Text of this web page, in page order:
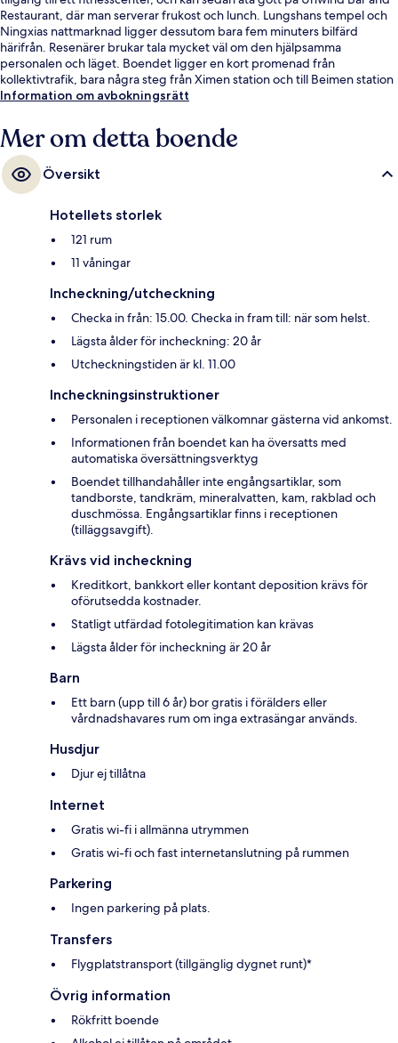
Restaurant, där man serverar frukost och lunch. Lungshans tempel och
Ningxias nattmarknad ligger dessutom bara fem minuters bilfärd
härifrån. Resenärer brukar tala mycket väl om den hjälpsamma
personalen och läget. Boendet ligger en kort promenad från
kollektivtrafik, bara några steg från Ximen station och till Beimen station
tar det 9 minuter att gå.
Information om avbokningsrätt
Mer om detta boende
Översikt
Hotellets storlek
121 rum
11 våningar
Incheckning/utcheckning
Checka in från: 15.00. Checka in fram till: när som helst.
Lägsta ålder för incheckning: 20 år
Utcheckningstiden är kl. 11.00
Incheckningsinstruktioner
Personalen i receptionen välkomnar gästerna vid ankomst.
Informationen från boendet kan ha översatts med
automatiska översättningsverktyg
Boendet tillhandahåller inte engångsartiklar, som
tandborste, tandkräm, mineralvatten, kam, rakblad och
duschmössa. Engångsartiklar finns i receptionen
(tilläggsavgift).
Krävs vid incheckning
Kreditkort, bankkort eller kontant deposition krävs för
oförutsedda kostnader.
Statligt utfärdad fotolegitimation kan krävas
Lägsta ålder för incheckning är 20 år
Barn
Ett barn (upp till 6 år) bor gratis i förälders eller
vårdnadshavares rum om inga extrasängar används.
Husdjur
Djur ej tillåtna
Internet
Gratis wi-fi i allmänna utrymmen
Gratis wi-fi och fast internetanslutning på rummen
Parkering
Ingen parkering på plats.
Transfers
Flygplatstransport (tillgänglig dygnet runt)*
Övrig information
Rökfritt boende